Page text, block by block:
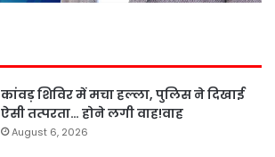
कांवड़ शिविर में मचा हल्ला, पुलिस ने दिखाई
ऐसी तत्परता… होने लगी वाह!वाह
August 6, 2026